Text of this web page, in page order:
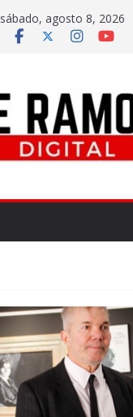
sábado, agosto 8, 2026